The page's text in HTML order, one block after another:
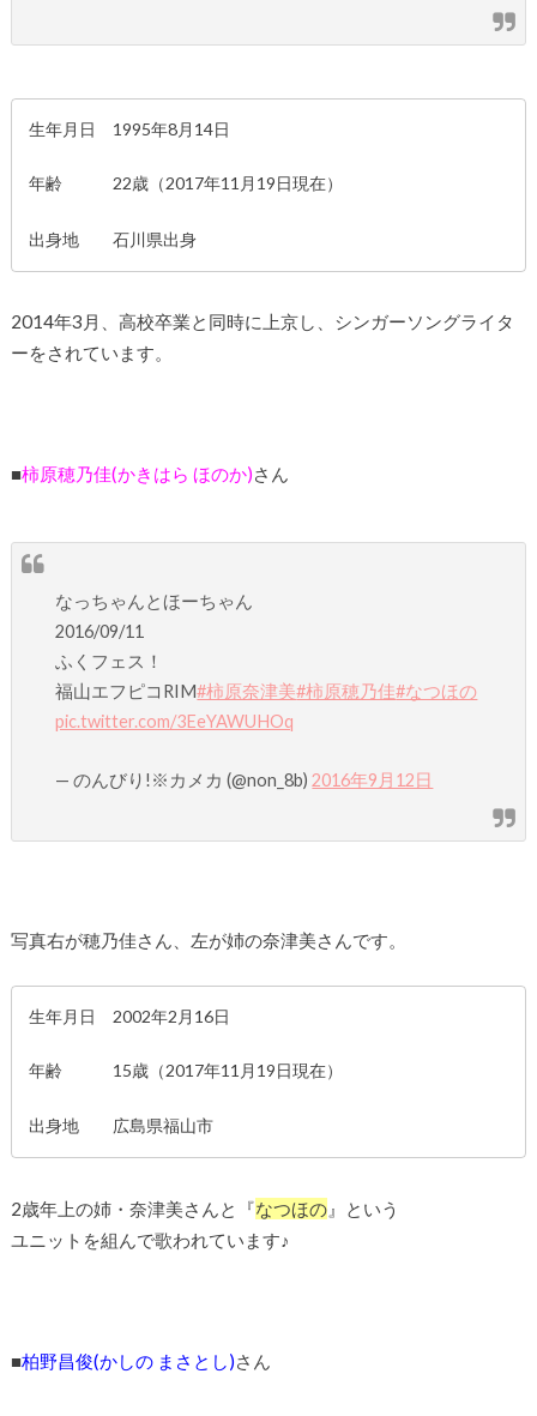
生年月日 1995年8月14日
年齢 22歳（2017年11月19日現在）
出身地 石川県出身
2014年3月、高校卒業と同時に上京し、シンガーソングライタ
ーをされています。
■柿原穂乃佳(かきはら ほのか)さん
なっちゃんとほーちゃん
2016/09/11
ふくフェス！
福山エフピコRIM#柿原奈津美#柿原穂乃佳#なつほの
pic.twitter.com/3EeYAWUHOq
— のんびり!※カメカ (@non_8b)2016年9月12日
写真右が穂乃佳さん、左が姉の奈津美さんです。
生年月日 2002年2月16日
年齢 15歳（2017年11月19日現在）
出身地 広島県福山市
2歳年上の姉・奈津美さんと『なつほの』という
ユニットを組んで歌われています♪
■柏野昌俊(かしの まさとし)さん